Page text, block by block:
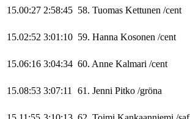
15.00:27 2:58:45 58. Tuomas Kettunen /cent
15.02:52 3:01:10 59. Hanna Kosonen /cent
15.06:16 3:04:34 60. Anne Kalmari /cent
15.08:53 3:07:11 61. Jenni Pitko /gröna